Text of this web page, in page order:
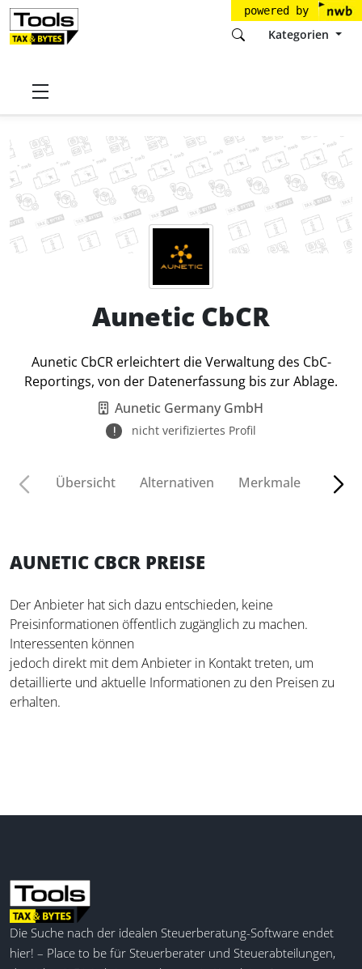
powered by
Kategorien
Startseite
Aunetic CbCR
Aunetic CbCR erleichtert die Verwaltung des CbC-
Reportings, von der Datenerfassung bis zur Ablage.
Aunetic Germany GmbH
nicht verifiziertes Profil
Übersicht Alternativen Merkmale
AUNETIC CBCR PREISE
Der Anbieter hat sich dazu entschieden, keine
Preisinformationen öffentlich zugänglich zu machen.
Interessenten können
jedoch direkt mit dem Anbieter in Kontakt treten, um
detaillierte und aktuelle Informationen zu den Preisen zu
erhalten.
Die Suche nach der idealen Steuerberatung-Software endet
hier! – Place to be für Steuerberater und Steuerabteilungen,